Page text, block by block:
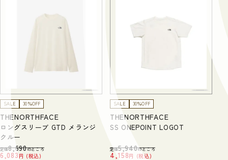
SALE 30％OFF
THENORTHFACE
ロングスリーブ GTD メランジ
クルー
定価8,690のところ
6,083 税込
SALE 30％OFF
THENORTHFACE
SS ONEPOINT LOGOT
定価5,940のところ
4,158 税込